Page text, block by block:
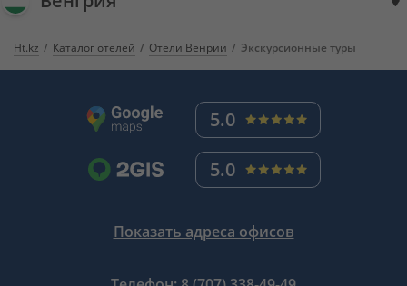
Ht.kz Каталог отелей Отели Венрии Экскурсионные туры
5.0
5.0
Показать адреса офисов